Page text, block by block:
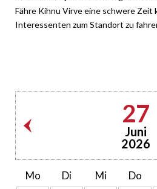
Fähre Kihnu Virve eine schwere Zeit
Interessenten zum Standort zu
27
Juni
2026
Mo Di Mi Do